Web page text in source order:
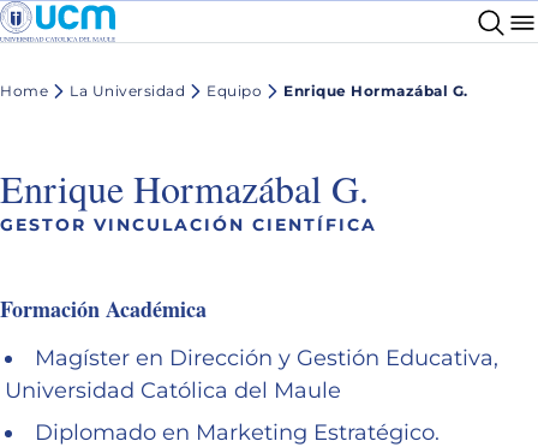
Home La Universidad Equipo Enrique Hormazábal G.
Enrique Hormazábal G.
GESTOR VINCULACIÓN CIENTÍFICA
Formación Académica
Magíster en Dirección y Gestión Educativa,
Universidad Católica del Maule
Diplomado en Marketing Estratégico.